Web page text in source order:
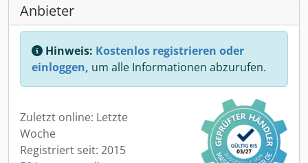
Anbieter
Hinweis: Kostenlos registrieren oder
einloggen, um alle Informationen abzurufen.
Zuletzt online: Letzte
Woche
Registriert seit: 2015